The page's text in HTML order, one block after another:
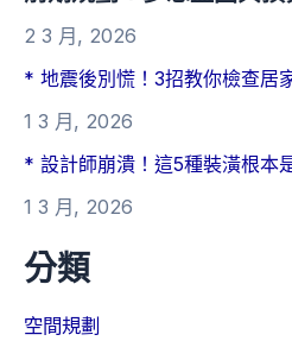
2 3 月, 2026
* 地震後別慌！3招教你檢查居
1 3 月, 2026
* 設計師崩潰！這5種裝潢根本
1 3 月, 2026
分類
空間規劃